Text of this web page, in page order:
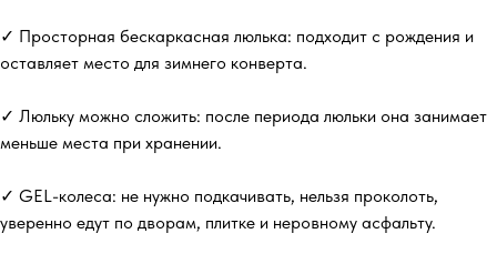
✓ Просторная бескаркасная люлька: подходит с рождения и
оставляет место для зимнего конверта.
✓ Люльку можно сложить: после периода люльки она занимает
меньше места при хранении.
✓ GEL-колеса: не нужно подкачивать, нельзя проколоть,
уверенно едут по дворам, плитке и неровному асфальту.